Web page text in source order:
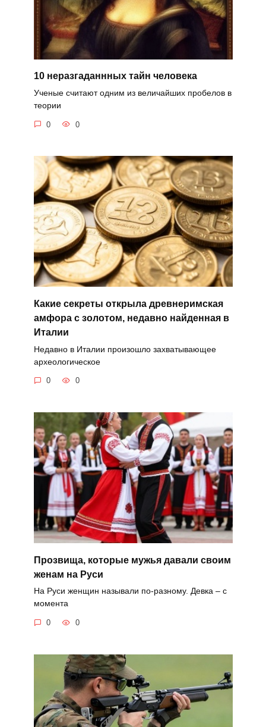
10 неразгаданнных тайн человека
Ученые считают одним из величайших пробелов в
теории
0 0
Какие секреты открыла древнеримская
амфора с золотом, недавно найденная в
Италии
Недавно в Италии произошло захватывающее
археологическое
0 0
Прозвища, которые мужья давали своим
женам на Руси
На Руси женщин называли по-разному. Девка – с
момента
0 0